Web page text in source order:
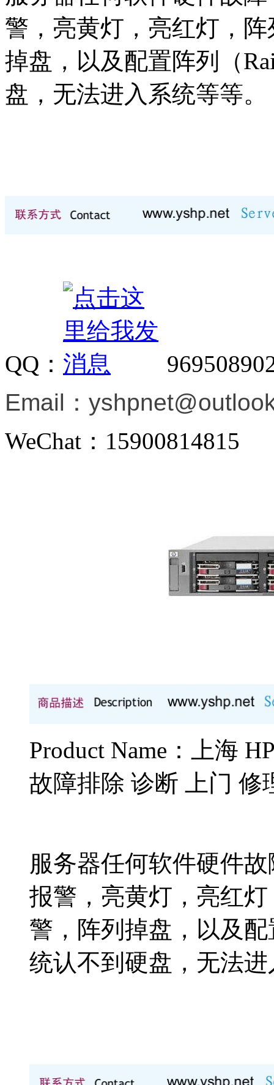
警，亮黄灯，亮红灯，
掉盘，以及配置阵列（
盘，无法进入系统等等。
QQ：
Email：
WeChat：15900814815
Product Name：上海
故障排除 诊断 上门 修
服务器任何软件硬件
报警，亮黄灯，亮红
警，阵列掉盘，以及
统认不到硬盘，无法